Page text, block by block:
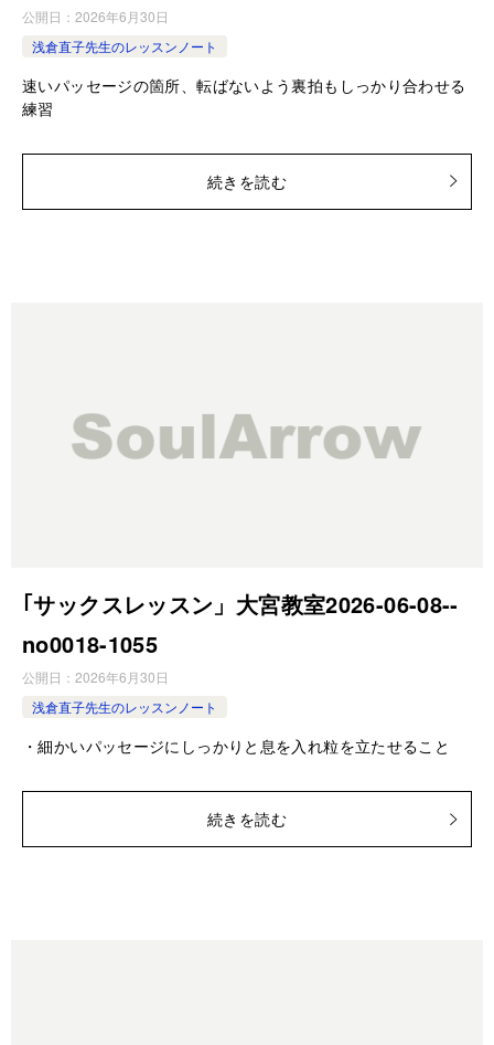
公開日： 2026年6月30日
浅倉直子先生のレッスンノート
速いパッセージの箇所、転ばないよう裏拍もしっかり合わせる
練習
続きを読む
｢サックスレッスン」大宮教室2026-06-08-­
no0018-­1055
公開日： 2026年6月30日
浅倉直子先生のレッスンノート
・細かいパッセージにしっかりと息を入れ粒を立たせること
続きを読む